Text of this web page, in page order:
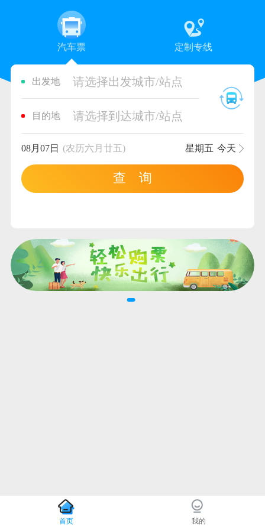
汽车票 定制专线
出发地 请选择出发城市/站点
目的地 请选择到达城市/站点
08月07日 (农历六月廿五) 星期五 今天
查 询
首页 我的